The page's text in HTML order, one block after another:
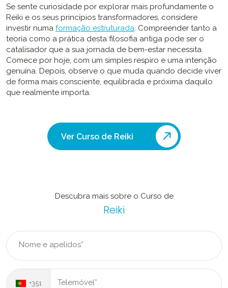
Se sente curiosidade por explorar mais profundamente o
Reiki e os seus princípios transformadores, considere
investir numa formação estruturada. Compreender tanto a
teoria como a prática desta filosofia antiga pode ser o
catalisador que a sua jornada de bem-estar necessita.
Comece por hoje, com um simples respiro e uma intenção
genuína. Depois, observe o que muda quando decide viver
de forma mais consciente, equilibrada e próxima daquilo
que realmente importa.
Ver Curso de Reiki
Descubra mais sobre o Curso de
Reiki
Nome e apelidos*
+351 Telemóvel*